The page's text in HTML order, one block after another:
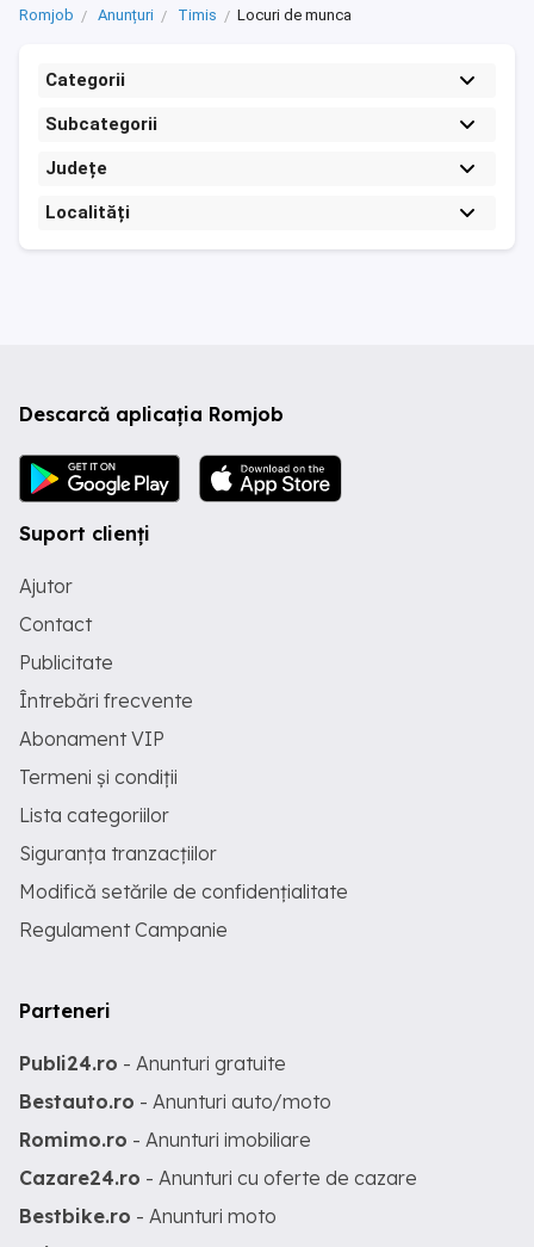
Romjob Anunțuri Timis Locuri de munca
Categorii
Subcategorii
Județe
Localități
Descarcă aplicația Romjob
Suport clienți
Ajutor
Contact
Publicitate
Întrebări frecvente
Abonament VIP
Termeni și condiții
Lista categoriilor
Siguranța tranzacțiilor
Modifică setările de confidențialitate
Regulament Campanie
Parteneri
Publi24.ro - Anunturi gratuite
Bestauto.ro - Anunturi auto/moto
Romimo.ro - Anunturi imobiliare
Cazare24.ro - Anunturi cu oferte de cazare
Bestbike.ro - Anunturi moto